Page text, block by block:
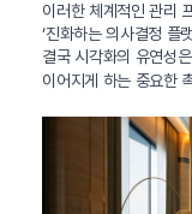
이러한 체계적인 관리
‘진화하는 의사결정 플
결국 시각화의 유연성은
이어지게 하는 중요한